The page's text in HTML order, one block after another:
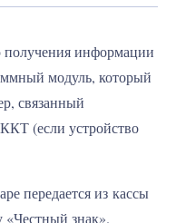
информации
модуль, который
связанный
(если устройство
передается из кассы
знак».